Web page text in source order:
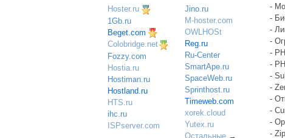
-
-
-
-
-
-
-
-
-
-
-
- Zip
Hoster.ru
1Gb.ru
Beget.com
Colobridge.net
Fozzy.com
Hostia.ru
Hostiman.ru
Hostland.ru
HTS.ru
ihc.ru
ISPserver.com
Jino.ru
M-hoster.com
OWLHOSt
Reg.ru
Ru-Center
SmartApe.ru
SpaceWeb.ru
Sprinthost.ru
Timeweb.com
xorek.cloud
Yutex.ru
Остальные →